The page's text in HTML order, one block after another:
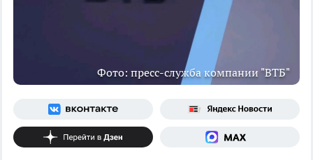
Фото: пресс-служба компании "ВТБ"